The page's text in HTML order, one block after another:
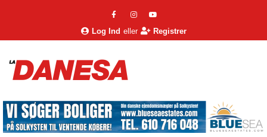
Log Ind eller Registrer